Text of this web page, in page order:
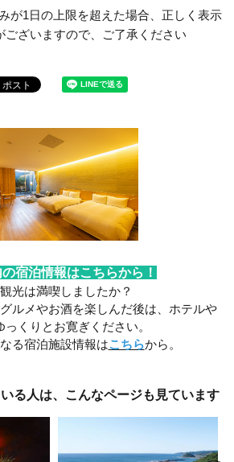
が1日の上限を超えた場合、正しく表示
ございますので、ご了承ください
宿泊情報はこちらから！
光は満喫しましたか？
ルメやお酒を楽しんだ後は、ホテルや
っくりとお寛ぎください。
る宿泊施設情報はこちらから。
る人は、こんなページも見ています